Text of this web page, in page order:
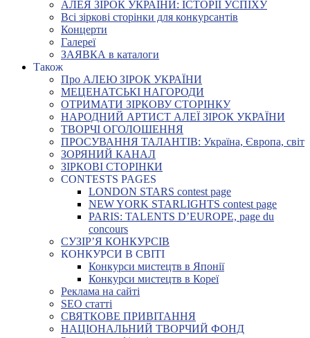
АЛЕЯ ЗІРОК УКРАЇНИ: ІСТОРІЇ УСПІХУ
Всі зіркові сторінки для конкурсантів
Концерти
Галереї
ЗАЯВКА в каталоги
Також
Про АЛЕЮ ЗІРОК УКРАЇНИ
МЕЦЕНАТСЬКІ НАГОРОДИ
ОТРИМАТИ ЗІРКОВУ СТОРІНКУ
НАРОДНИЙ АРТИСТ АЛЕЇ ЗІРОК УКРАЇНИ
ТВОРЧІ ОГОЛОШЕННЯ
ПРОСУВАННЯ ТАЛАНТІВ: Україна, Європа, світ
ЗОРЯНИЙ КАНАЛ
ЗІРКОВІ СТОРІНКИ
CONTESTS PAGES
LONDON STARS contest page
NEW YORK STARLIGHTS contest page
PARIS: TALENTS D’EUROPE, page du
concours
СУЗІР’Я КОНКУРСІВ
КОНКУРСИ В СВІТІ
Конкурси мистецтв в Японії
Конкурси мистецтв в Кореї
Реклама на сайті
SEO статті
СВЯТКОВЕ ПРИВІТАННЯ
НАЦІОНАЛЬНИЙ ТВОРЧИЙ ФОНД